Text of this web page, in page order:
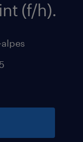
(f/h).